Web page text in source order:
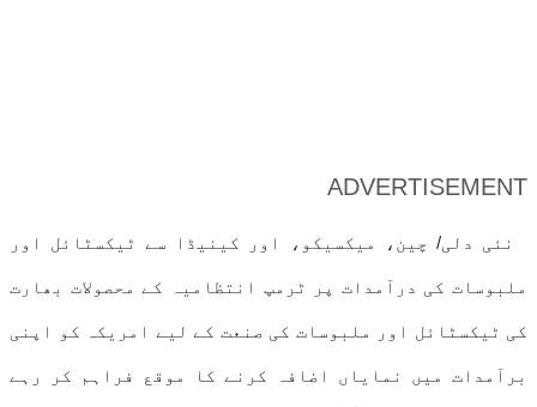
ADVERTISEMENT
نئی دلی/ چین، میکسیکو، اور کینیڈا سے ٹیکسٹائل اور
ملبوسات کی درآمدات پر ٹرمپ انتظامیہ کے محصولات بھارت
کی ٹیکسٹائل اور ملبوسات کی صنعت کے لیے امریکہ کو اپنی
برآمدات میں نمایاں اضافہ کرنے کا موقع فراہم کر رہے